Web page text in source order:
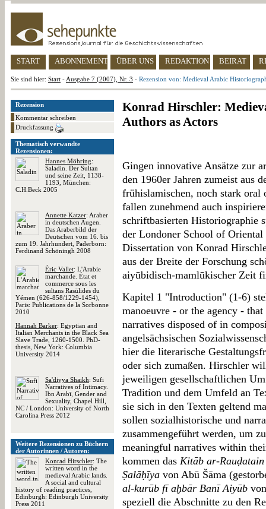
START ABONNEMENT ÜBER UNS REDAKTION BEIRAT
Sie sind hier: Start - Ausgabe 7 (2007), Nr. 3 - Rezension von: Medieval Arabic
Rezension
Kommentar schreiben
Druckfassung
Thematisch verwandte
Rezensionen:
Hannes Möhring:
Saladin. Der Sultan
und seine Zeit, 1138-
1193, München:
C.H.Beck 2005
Annette Katzer: Araber
in deutschen Augen.
Das Araberbild der
Deutschen vom 16. bis
zum 19. Jahrhundert, Paderborn:
Ferdinand Schöningh 2008
Éric Vallet: L'Arabie
marchande. État et
commerce sous les
sultans Rasūlides du
Yémen (626-858/1229-1454),
Paris: Publications de la Sorbonne
2010
Hannah Barker: Egyptian and
Italian Merchants in the Black Sea
Slave Trade, 1260-1500. PhD-
thesis, New York: Columbia
University 2014
Sa'diyya Shaikh: Sufi
Narratives of Intimacy.
Ibn Arabī, Gender and
Sexuality, Chapel Hill,
NC / London: University of North
Carolina Press 2012
Weitere Rezensionen zu Büchern
der Autorinnen / Autoren:
Konrad Hirschler: The
written word in the
medieval Arabic lands.
A social and cultural
history of reading practices,
Edinburgh: Edinburgh University
Press 2011
Konrad Hirschler:
Authors as Actors
Gingen innovative Ansätze zur
den 1960er Jahren zumeist aus
frühislamischen, noch stark
fallen zunehmend auch
schriftbasierten Historiographie
der Londoner School of
Dissertation von Konrad
aus der Breite der Forschung
aiyūbidisch-mamlūkischer Zeit
Kapitel 1 "Introduction" (1-6)
manoeuvre - or the agency -
narratives disposed of in
angelsächsischen
hier die literarische
oder sich zumaßen. Hirschler
jeweiligen gesellschaftlichen
Tradition und dem Umfeld an
sie sich in den Texten geltend
sollen sozialhistorische und
zusammengeführt werden, um
meaningful narratives within
kommen das Kitāb ar-
Ṣalāḥīya von Abū Šāma
al-kurūb fī aḫbār Banī Aiyūb
speziell die Abschnitte zu den